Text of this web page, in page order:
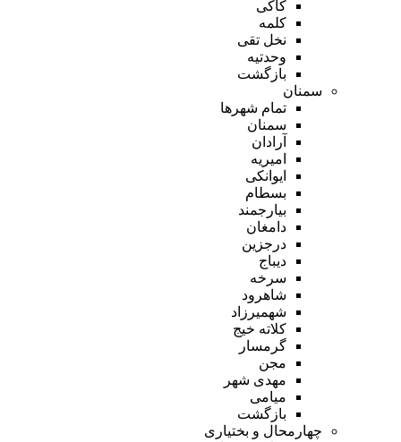
کاکی
کلمه
نخل تقی
وحدتیه
بازگشت
سمنان
تمام شهر‌ها
سمنان
آرادان
امیریه
ایوانکی
بسطام
بیارجمند
دامغان
درجزین
دیباج
سرخه
شاهرود
شهمیرزاد
کلاته خیج
گرمسار
مجن
مهدی شهر
میامی
بازگشت
چهارمحال و بختیاری